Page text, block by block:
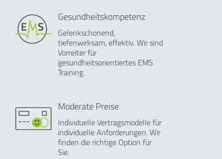
Gesundheitskompetenz
Gelenkschonend,
tiefenwirksam, effektiv. Wir sind
Vorreiter für
gesundheitsorientiertes EMS
Training.
Moderate Preise
Individuelle Vertragsmodelle für
individuelle Anforderungen. Wir
finden die richtige Option für
Sie.